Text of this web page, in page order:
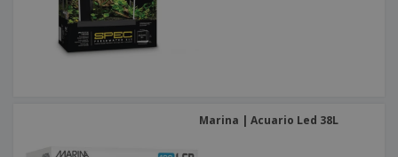
Marina | Acuario Led 38L